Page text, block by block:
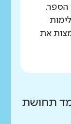
הספר.
את
תחושת